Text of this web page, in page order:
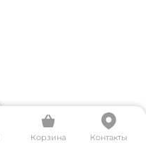
Корзина Контакты